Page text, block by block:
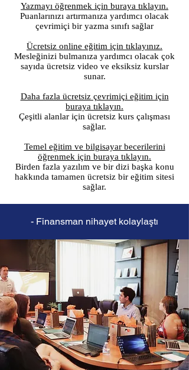
Yazmayı öğrenmek için buraya tıklayın.
Puanlarınızı artırmanıza yardımcı olacak
çevrimiçi bir yazma sınıfı sağlar
Ücretsiz online eğitim için tıklayınız.
Mesleğinizi bulmanıza yardımcı olacak çok
sayıda ücretsiz video ve eksiksiz kurslar
sunar.
Daha fazla ücretsiz çevrimiçi eğitim için
buraya tıklayın.
Çeşitli alanlar için ücretsiz kurs çalışması
sağlar.
Temel eğitim ve bilgisayar becerilerini
öğrenmek için buraya tıklayın.
Birden fazla yazılım ve bir dizi başka konu
hakkında tamamen ücretsiz bir eğitim sitesi
sağlar.
- Finansman nihayet kolaylaştı